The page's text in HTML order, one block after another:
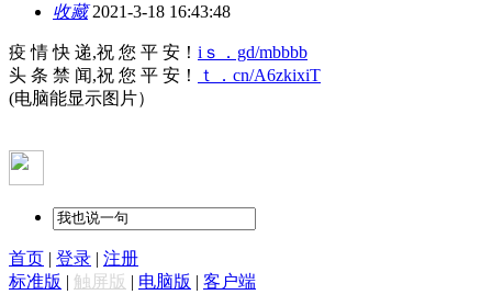
收藏2021-3-18 16:43:48
疫 情 快 递,祝 您 平 安！ iｓ．gd/mbbbb
头 条 禁 闻,祝 您 平 安！
ｔ．cn/A6zkixiT
(电脑能显示图片）
首页 | 登录 | 注册
标准版 | 触屏版 | 电脑版 | 客户端